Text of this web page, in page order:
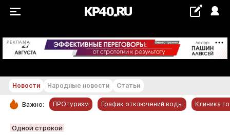
РЕКЛАМА +16...+17 °С
РУБРИКИ
Новости Народные новости Статьи
Важно: ПРОтуризм График отключений воды Клиника
Одной строкой